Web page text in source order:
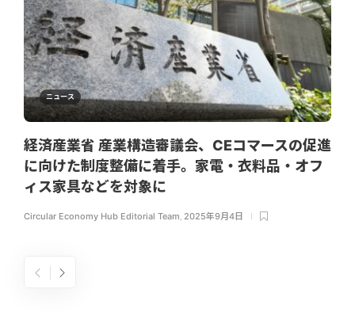
ニュース
経済産業省 産業構造審議会、CEコマースの促進
に向けた制度整備に着手。家電・衣料品・オフ
ィス家具などを対象に
Circular Economy Hub Editorial Team 2025年9月4日